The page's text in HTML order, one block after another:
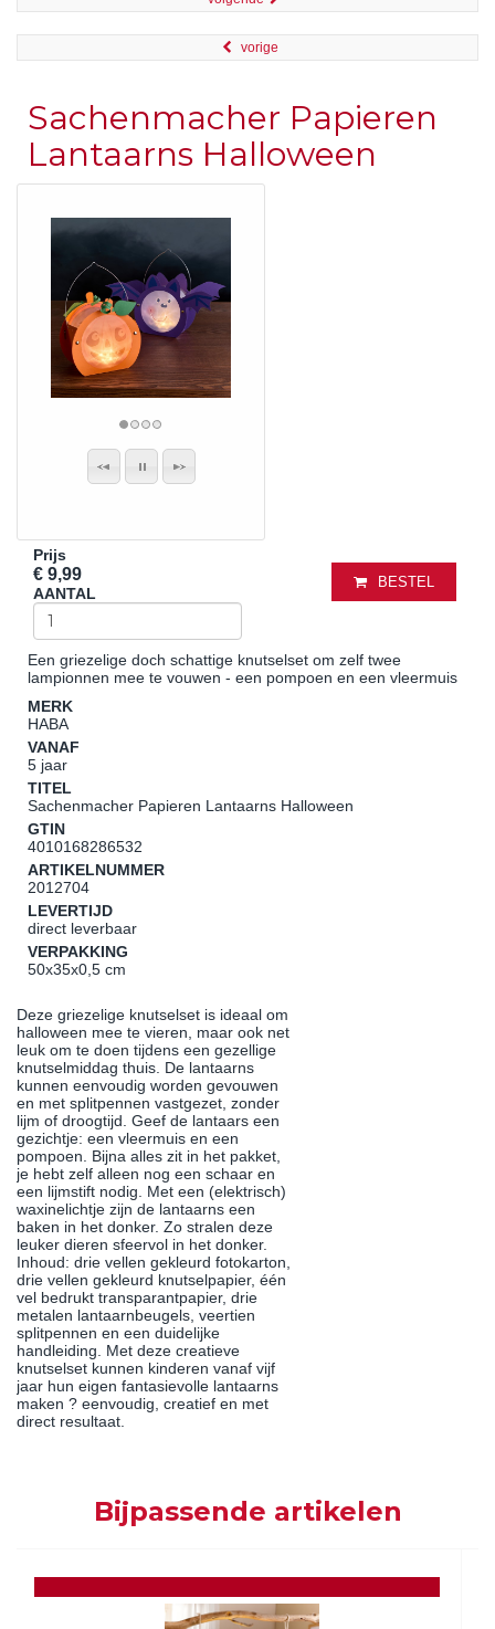
vorige
Sachenmacher Papieren
Lantaarns Halloween
Prijs
€ 9,99
AANTAL
BESTEL
Een griezelige doch schattige knutselset om zelf twee
lampionnen mee te vouwen - een pompoen en een vleermuis
MERK
HABA
VANAF
5 jaar
TITEL
Sachenmacher Papieren Lantaarns Halloween
GTIN
4010168286532
ARTIKELNUMMER
2012704
LEVERTIJD
direct leverbaar
VERPAKKING
50x35x0,5 cm
Deze griezelige knutselset is ideaal om
halloween mee te vieren, maar ook net
leuk om te doen tijdens een gezellige
knutselmiddag thuis. De lantaarns
kunnen eenvoudig worden gevouwen
en met splitpennen vastgezet, zonder
lijm of droogtijd. Geef de lantaars een
gezichtje: een vleermuis en een
pompoen. Bijna alles zit in het pakket,
je hebt zelf alleen nog een schaar en
een lijmstift nodig. Met een (elektrisch)
waxinelichtje zijn de lantaarns een
baken in het donker. Zo stralen deze
leuker dieren sfeervol in het donker.
Inhoud: drie vellen gekleurd fotokarton,
drie vellen gekleurd knutselpapier, één
vel bedrukt transparantpapier, drie
metalen lantaarnbeugels, veertien
splitpennen en een duidelijke
handleiding. Met deze creatieve
knutselset kunnen kinderen vanaf vijf
jaar hun eigen fantasievolle lantaarns
maken ? eenvoudig, creatief en met
direct resultaat.
Bijpassende artikelen